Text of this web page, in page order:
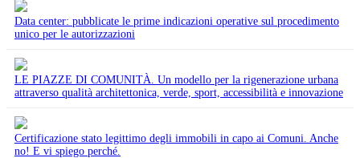
Data center: pubblicate le prime indicazioni operative sul procedimento
unico per le autorizzazioni
LE PIAZZE DI COMUNITÀ. Un modello per la rigenerazione urbana
attraverso qualità architettonica, verde, sport, accessibilità e innovazione
Certificazione stato legittimo degli immobili in capo ai Comuni. Anche
no! E vi spiego perché.